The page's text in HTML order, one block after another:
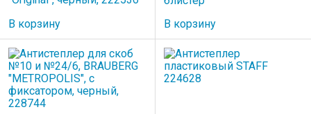
В корзину
В корзину